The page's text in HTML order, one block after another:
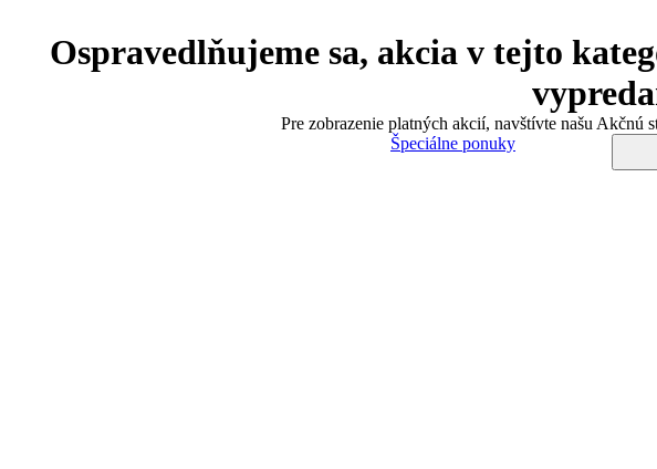
Ospravedlňujeme sa, akcia v tejto
Pre zobrazenie platných akcií, navštívte našu Akčnú
Špeciálne ponuky